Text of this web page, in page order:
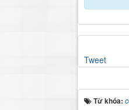
Tweet
Từ khóa: